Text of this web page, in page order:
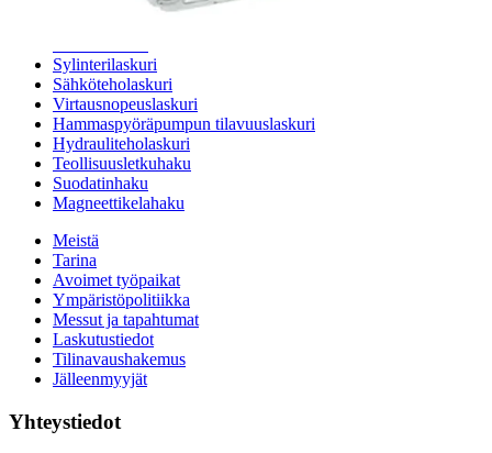
24h päivystys
Sylinterilaskuri
Sähköteholaskuri
Virtausnopeuslaskuri
Hammaspyöräpumpun tilavuuslaskuri
Hydrauliteholaskuri
Teollisuusletkuhaku
Suodatinhaku
Magneettikelahaku
Meistä
Tarina
Avoimet työpaikat
Ympäristöpolitiikka
Messut ja tapahtumat
Laskutustiedot
Tilinavaushakemus
Jälleenmyyjät
Yhteystiedot